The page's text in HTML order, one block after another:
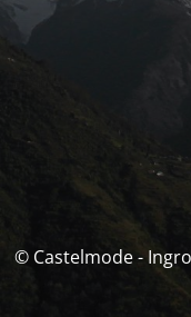
© Castelmode -